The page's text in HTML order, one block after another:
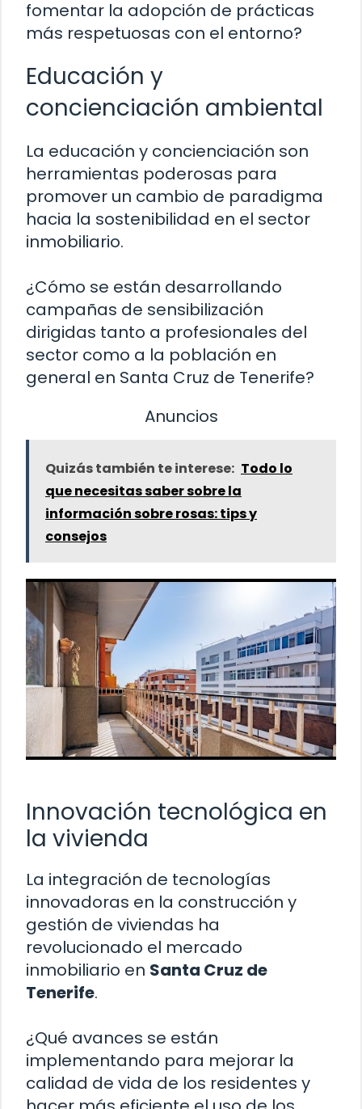
fomentar la adopción de prácticas
más respetuosas con el entorno?
Educación y
concienciación ambiental
La educación y concienciación son
herramientas poderosas para
promover un cambio de paradigma
hacia la sostenibilidad en el sector
inmobiliario.
¿Cómo se están desarrollando
campañas de sensibilización
dirigidas tanto a profesionales del
sector como a la población en
general en Santa Cruz de Tenerife?
Anuncios
Quizás también te interese: Todo lo
que necesitas saber sobre la
información sobre rosas: tips y
consejos
Innovación tecnológica en
la vivienda
La integración de tecnologías
innovadoras en la construcción y
gestión de viviendas ha
revolucionado el mercado
inmobiliario en Santa Cruz de
Tenerife.
¿Qué avances se están
implementando para mejorar la
calidad de vida de los residentes y